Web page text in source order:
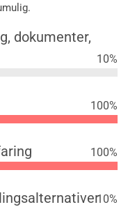
dokumenter,
10%
100%
100%
10%